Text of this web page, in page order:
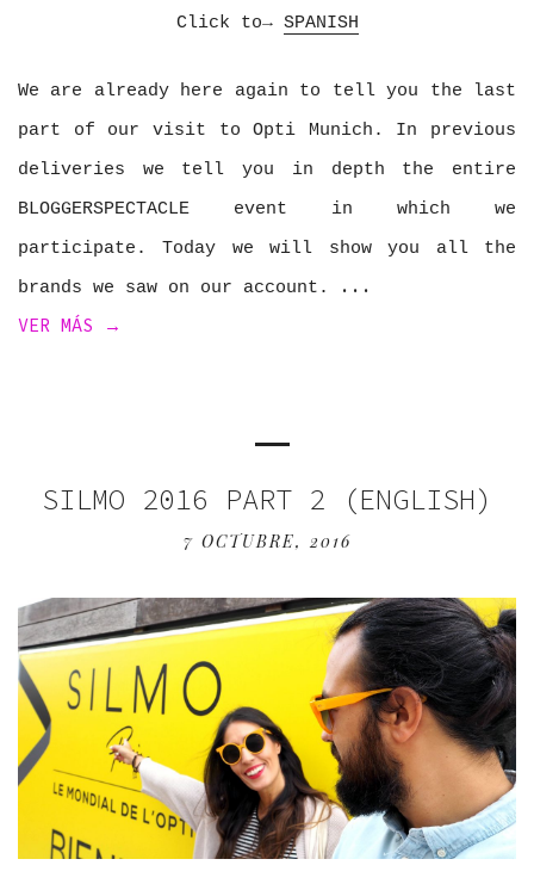
Click to→ SPANISH
We are already here again to tell you the last
part of our visit to Opti Munich. In previous
deliveries we tell you in depth the entire
BLOGGERSPECTACLE event in which we
participate. Today we will show you all the
brands we saw on our account.
VER MÁS →
SILMO 2016 PART 2 (ENGLISH)
7 OCTUBRE, 2016